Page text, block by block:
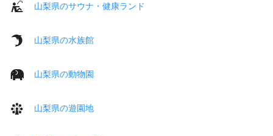
山梨県のサウナ・健康ランド
山梨県の水族館
山梨県の動物園
山梨県の遊園地